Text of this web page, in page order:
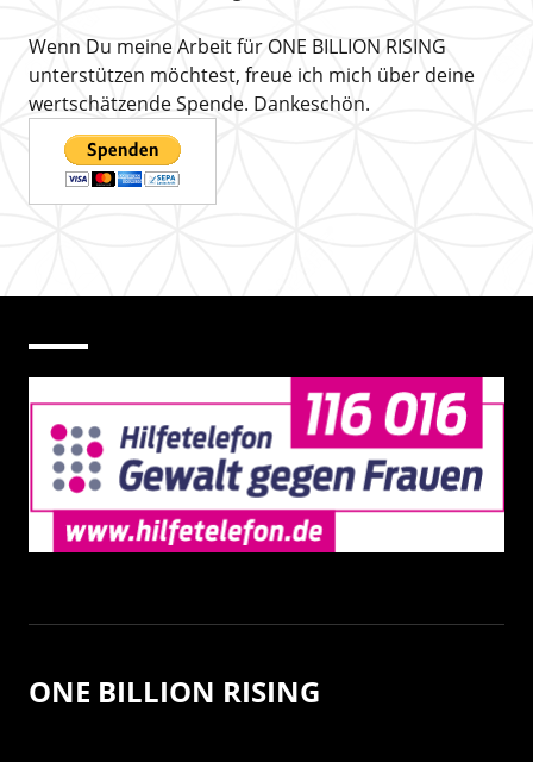
Wenn Du meine Arbeit für ONE BILLION RISING
unterstützen möchtest, freue ich mich über deine
wertschätzende Spende. Dankeschön.
ONE BILLION RISING